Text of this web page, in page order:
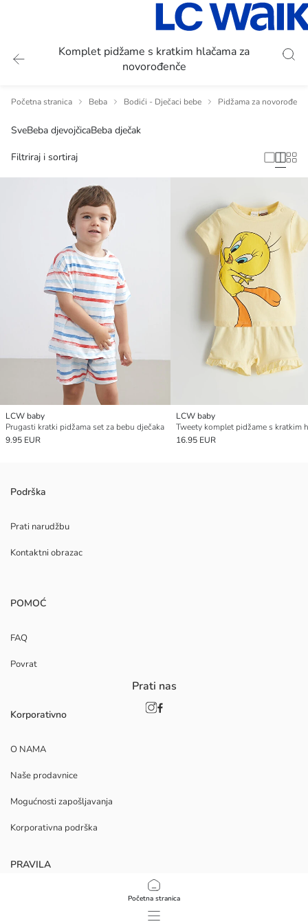
Komplet pidžame s kratkim hlačama za
novorođenče
Početna stranica
Početna stranica Beba Bodići - Dječaci bebe Pidžama za
SveBeba djevojčicaBeba dječak
Filtriraj i sortiraj
LCW baby
Prugasti kratki pidžama set za bebu dječaka
9.95 EUR
LCW baby
16.95 EUR
Podrška
Prati narudžbu
Kontaktni obrazac
POMOĆ
FAQ
Povrat
Korporativno
O NAMA
Naše prodavnice
Mogućnosti zapošljavanja
Korporativna podrška
PRAVILA
Politika privatnosti i sigurnosti podataka
Prati nas